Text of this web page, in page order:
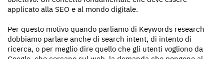
applicato alla SEO e al mondo digitale.
Per questo motivo quando parliamo di Keywords research
dobbiamo parlare anche di search intent, di intento di
ricerca, o per meglio dire quello che gli utenti vogliono da